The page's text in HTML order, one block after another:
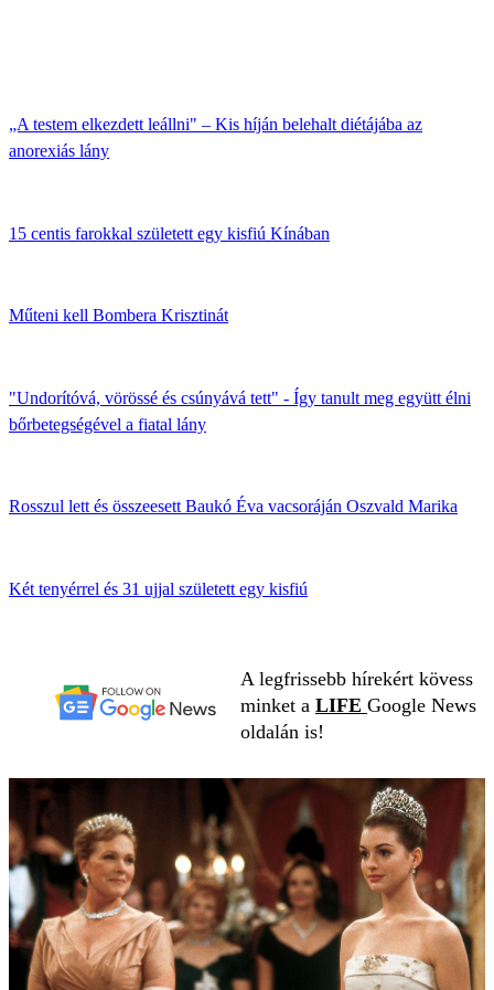
„A testem elkezdett leállni" – Kis híján belehalt diétájába az
anorexiás lány
15 centis farokkal született egy kisfiú Kínában
Műteni kell Bombera Krisztinát
"Undorítóvá, vörössé és csúnyává tett" - Így tanult meg együtt élni
bőrbetegségével a fiatal lány
Rosszul lett és összeesett Baukó Éva vacsoráján Oszvald Marika
Két tenyérrel és 31 ujjal született egy kisfiú
A legfrissebb hírekért kövess
minket a LIFE Google News
oldalán is!